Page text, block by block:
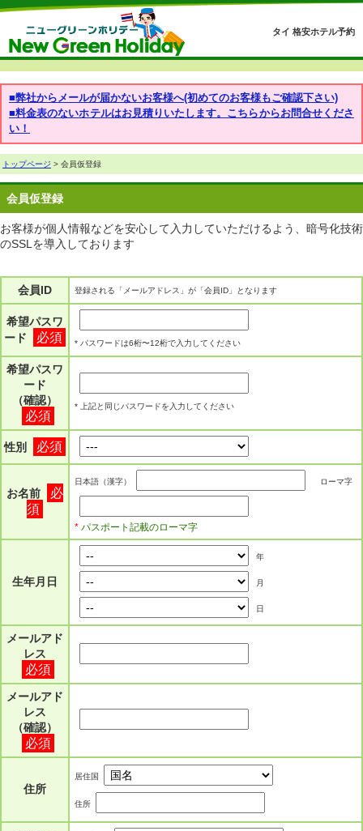
タイ 格安ホテル予約
■弊社からメールが届かないお客様へ(初めてのお客様もご確認下さい)
■料金表のないホテルはお見積りいたします。こちらからお問合せくださ
い！
トップページ > 会員仮登録
会員仮登録
お客様が個人情報などを安心して入力していただけるよう、暗号化技術
のSSLを導入しております
会員ID 登録される「メールアドレス」が「会員ID」となります
希望パスワ
ード
必須 * パスワードは6桁〜12桁で入力してください
希望パスワ
ード
（確認）
必須
* 上記と同じパスワードを入力してください
性別 必須
お名前
必
須
日本語（漢字） ローマ字
* パスポート記載のローマ字
生年月日
年
月
日
メールアド
レス
必須
メールアド
レス
（確認）
必須
住所
居住国
住所